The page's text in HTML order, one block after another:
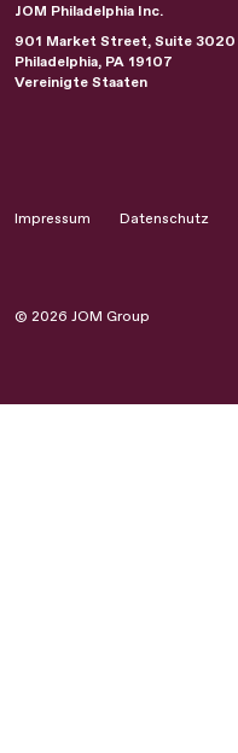
JOM Philadelphia Inc.
901 Market Street, Suite 3020
Philadelphia, PA 19107
Vereinigte Staaten
Impressum Datenschutz
© 2026 JOM Group